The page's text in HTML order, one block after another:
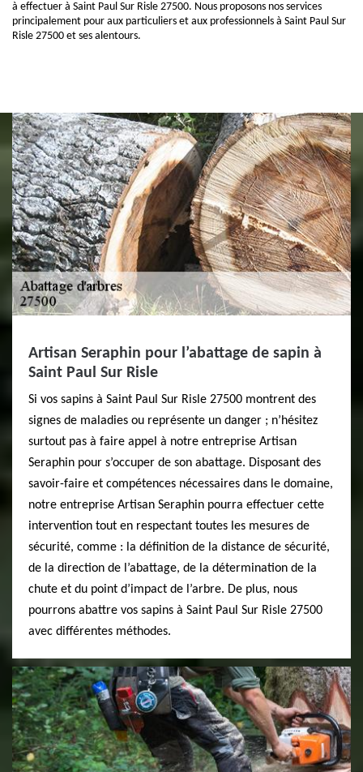
à effectuer à Saint Paul Sur Risle 27500. Nous proposons nos services
principalement pour aux particuliers et aux professionnels à Saint Paul Sur
Risle 27500 et ses alentours.
Artisan Seraphin pour l’abattage de sapin à
Saint Paul Sur Risle
Si vos sapins à Saint Paul Sur Risle 27500 montrent des
signes de maladies ou représente un danger ; n’hésitez
surtout pas à faire appel à notre entreprise Artisan
Seraphin pour s’occuper de son abattage. Disposant des
savoir-faire et compétences nécessaires dans le domaine,
notre entreprise Artisan Seraphin pourra effectuer cette
intervention tout en respectant toutes les mesures de
sécurité, comme : la définition de la distance de sécurité,
de la direction de l’abattage, de la détermination de la
chute et du point d’impact de l’arbre. De plus, nous
pourrons abattre vos sapins à Saint Paul Sur Risle 27500
avec différentes méthodes.